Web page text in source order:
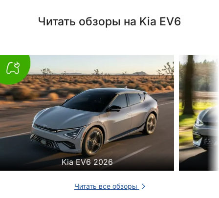
Читать обзоры на Kia EV6
Kia EV6 2026
Читать все обзоры